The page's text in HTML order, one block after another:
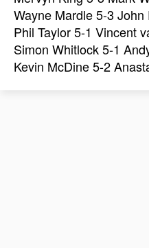
Wayne Mardle 5-3 John
Phil Taylor 5-1 Vincent
Simon Whitlock 5-1
Kevin McDine 5-2